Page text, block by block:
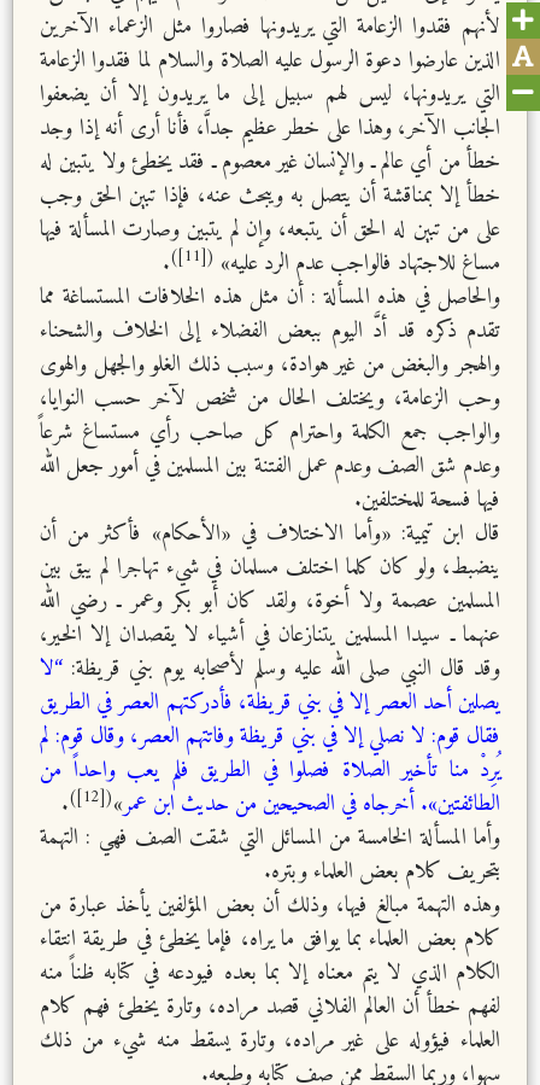
لأنهم فقدوا الزعامة التي يريدونها فصاروا مثل الزعماء الآخرين
الذين عارضوا دعوة الرسول عليه الصلاة والسلام لما فقدوا الزعامة
التي يريدونها، ليس لهم سبيل إلى ما يريدون إلا أن يضعفوا
الجانب الآخر، وهذا على خطر عظيم جداَّ، فأنا أرى أنه إذا وجد
خطأ من أي عالم ـ والإنسان غير معصوم ـ فقد يخطئ ولا يتبين له
خطأ إلا بمناقشة أن يتصل به ويبحث عنه، فإذا تبين الحق وجب
على من تبين له الحق أن يتبعه، وإن لم يتبين وصارت المسألة فيها
مساغ للاجتهاد فالواجب عدم الرد عليه» ([11])
.
والحاصل في هذه المسألة : أن مثل هذه الخلافات المستساغة مما
تقدم ذكره قد أدَّ اليوم ببعض الفضلاء إلى الخلاف والشحناء
والهجر والبغض من غير هوادة، وسبب ذلك الغلو والجهل والهوى
وحب الزعامة، ويختلف الحال من شخص لآخر حسب النوايا،
والواجب جمع الكلمة واحترام كل صاحب رأي مستساغ شرعاً
وعدم شق الصف وعدم عمل الفتنة بين المسلمين في أمور جعل الله
فيها فسحة للمختلفين.
قال ابن تيمية: «وأما الاختلاف في «الأحكام» فأكثر من أن
ينضبط، ولو كان كلما اختلف مسلمان في شيء تهاجرا لم يبق بين
المسلمين عصمة ولا أخوة، ولقد كان أبو بكر وعمر ـ رضي الله
عنهما ـ سيدا المسلمين يتنازعان في أشياء لا يقصدان إلا الخير،
وقد قال النبي صلى الله عليه وسلم لأصحابه يوم بني قريظة: “لا
يصلين أحد العصر إلا في بني قريظة، فأدركتهم العصر في الطريق
فقال قوم: لا نصلي إلا في بني قريظة وفاتتهم العصر، وقال قوم: لم
يُرِدْ منا تأخير الصلاة فصلوا في الطريق فلم يعب واحداً من
الطائفتين». أخرجاه في الصحيحين من حديث ابن عمر»
([12])
.
وأما المسألة الخامسة من المسائل التي شقت الصف فهي : التهمة
بتحريف كلام بعض العلماء وبتره.
وهذه التهمة مبالغ فيها، وذلك أن بعض المؤلفين يأخذ عبارة من
كلام بعض العلماء بما يوافق ما يراه، فإما يخطئ في طريقة انتقاء
الكلام الذي لا يتم معناه إلا بما بعده فيودعه في كتابه ظناً منه
لفهم خطأ أن العالم الفلاني قصد مراده، وتارة يخطئ فهم كلام
العلماء فيؤوله على غير مراده، وتارة يسقط منه شيء من ذلك
سهوا، وربما السقط ممن صف كتابه وطبعه.